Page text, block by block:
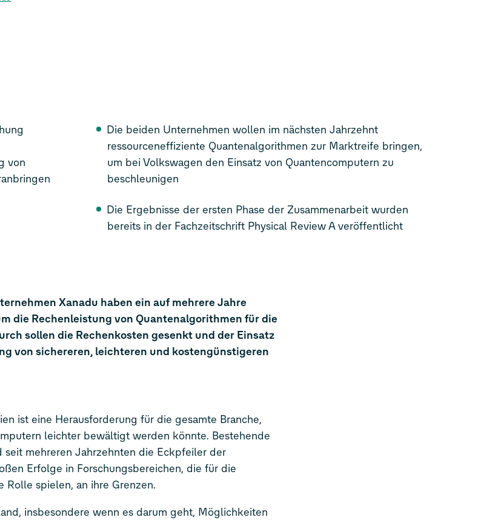
von
Die beiden Unternehmen wollen im nächsten Jahrzehnt
ressourceneffiziente Quantenalgorithmen zur Marktreife bringen,
um bei Volkswagen den Einsatz von Quantencomputern zu
beschleunigen
Die Ergebnisse der ersten Phase der Zusammenarbeit wurden
bereits in der Fachzeitschrift Physical Review A veröffentlicht
Xanadu haben ein auf mehrere Jahre
die Rechenleistung von Quantenalgorithmen für die
sollen die Rechenkosten gesenkt und der Einsatz
von sichereren, leichteren und kostengünstigeren
ist eine Herausforderung für die gesamte Branche,
leichter bewältigt werden könnte. Bestehende
mehreren Jahrzehnten die Eckpfeiler der
Erfolge in Forschungsbereichen, die für die
spielen, an ihre Grenzen.
insbesondere wenn es darum geht, Möglichkeiten